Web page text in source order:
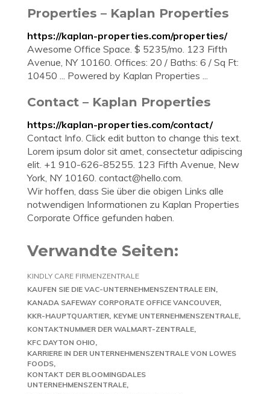
Properties – Kaplan Properties
https://kaplan-properties.com/properties/
Awesome Office Space. $ 5235/mo. 123 Fifth
Avenue, NY 10160. Offices: 20 / Baths: 6 / Sq Ft:
10450 ... Powered by Kaplan Properties ...
Contact – Kaplan Properties
https://kaplan-properties.com/contact/
Contact Info. Click edit button to change this text.
Lorem ipsum dolor sit amet, consectetur adipiscing
elit. +1 910-626-85255. 123 Fifth Avenue, New
York, NY 10160. contact@hello.com.
Wir hoffen, dass Sie über die obigen Links alle
notwendigen Informationen zu Kaplan Properties
Corporate Office gefunden haben.
Verwandte Seiten:
KINDLY CARE FIRMENZENTRALE
KAUFEN SIE DIE VAC-UNTERNEHMENSZENTRALE EIN
KANADA SAFEWAY CORPORATE OFFICE VANCOUVER
KKR-HAUPTQUARTIER KEYME UNTERNEHMENSZENTRALE
KONTAKTNUMMER DER WALMART-ZENTRALE
KFC DAYTON OHIO
KARRIERE IN DER UNTERNEHMENSZENTRALE VON LOWES
FOODS
KONTAKT DER BLOOMINGDALES
UNTERNEHMENSZENTRALE